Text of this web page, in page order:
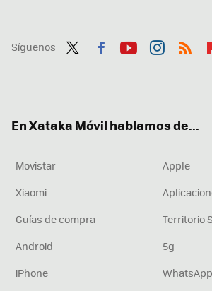
Síguenos
En Xataka Móvil hablamos de...
Movistar
Apple
Xiaomi
Guías de compra
Territorio
Android
5g
iPhone
WhatsApp